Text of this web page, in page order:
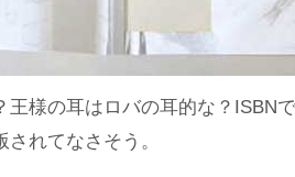
様の耳はロバの耳的な？ISBN
れてなさそう。